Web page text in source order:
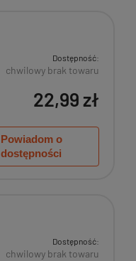
Dostępność:
chwilowy brak towaru
22,99 zł
Powiadom o
dostępności
Dostępność:
chwilowy brak towaru